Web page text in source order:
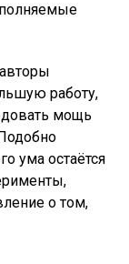
работу,
мощь
ума остаётся
о том,